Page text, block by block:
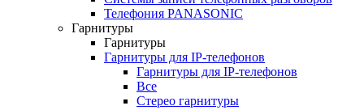
Телефония PANASONIC
Гарнитуры
Гарнитуры
Гарнитуры для IP-телефонов
Гарнитуры для IP-телефонов
Все
Стерео гарнитуры